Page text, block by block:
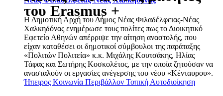
Η Δημοτική Αρχή του Δήμος Νέας Φιλαδέλφειας-Νέας
Χαλκηδόνας ενημέρωσε τους πολίτες πως το Διοικητικό
Εφετείο Αθηνών απέρριψε την αίτηση αναστολής, που
είχαν καταθέσει οι δημοτικοί σύμβουλοι της παράταξης
«Πολιτών Πολιτεία» κ.κ. Μιχάλης Κουτσάκης, Ηλίας
Τάφας και Σωτήρης Κοσκολέτος, με την οποία ζητούσαν να
ανασταλούν οι εργασίες ανέγερσης του νέου «Κένταυρου».
Ήπειρος Κοινωνία Περιβάλλον Τοπική Αυτοδιοίκηση
του Erasmus +